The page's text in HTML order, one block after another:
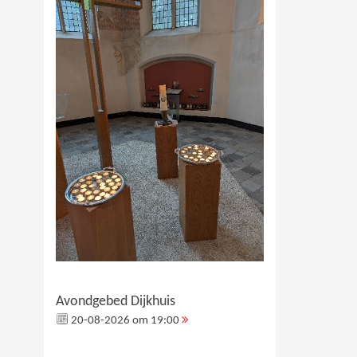
Avondgebed Dijkhuis
20-08-2026 om 19:00